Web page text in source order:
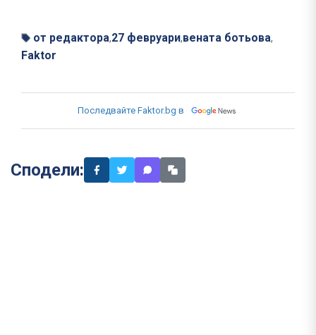
от редактора,27 февруари,вената ботьова,
Faktor
Последвайте Faktor.bg в
Сподели: